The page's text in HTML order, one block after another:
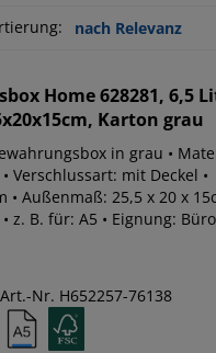
Home 628281, 6,5
Karton grau
in grau •
Verschlussart: mit Deckel •
• Außenmaß: 25,5 x 20 x
z. B. für: A5 • Eignung:
Art.-Nr. H652257-76138